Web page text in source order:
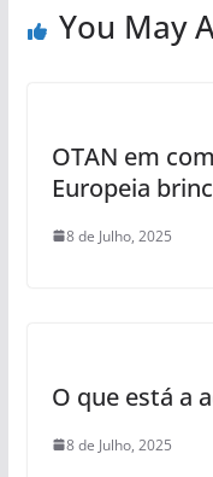
You May
OTAN em
Europeia
8 de Julho, 2025
O que está a
8 de Julho, 2025